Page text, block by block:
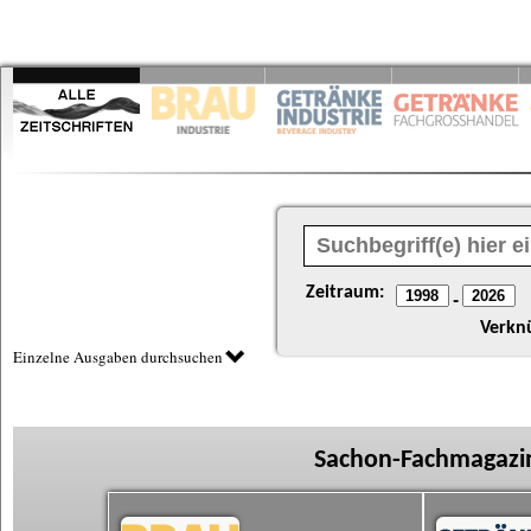
Zeitraum: -
Einzelne Ausgaben durchsuchen
Sachon-